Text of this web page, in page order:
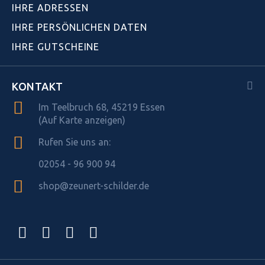
IHRE ADRESSEN
IHRE PERSÖNLICHEN DATEN
IHRE GUTSCHEINE
KONTAKT
Im Teelbruch 68, 45219 Essen
(Auf Karte anzeigen)
Rufen Sie uns an:
02054 - 96 900 94
shop@zeunert-schilder.de